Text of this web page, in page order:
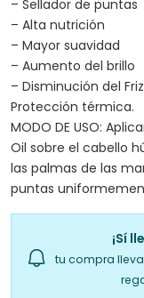
– Sellador de puntas
– Alta nutrición
– Mayor suavidad
– Aumento del brillo
– Disminución del
Protección térmica.
MODO DE USO:
Oil sobre el cabello
las palmas de las
puntas
¡Sí
tu compra